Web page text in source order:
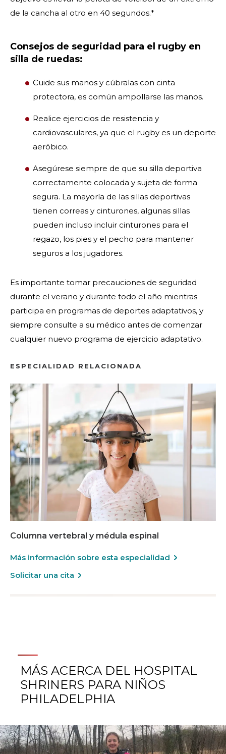
de la cancha al otro en 40 segundos.*
Consejos de seguridad para el rugby en
silla de ruedas:
Cuide sus manos y cúbralas con cinta
protectora, es común ampollarse las manos.
Realice ejercicios de resistencia y
cardiovasculares, ya que el rugby es un deporte
aeróbico.
Asegúrese siempre de que su silla deportiva
correctamente colocada y sujeta de forma
segura. La mayoría de las sillas deportivas
tienen correas y cinturones, algunas sillas
pueden incluso incluir cinturones para el
regazo, los pies y el pecho para mantener
seguros a los jugadores.
Es importante tomar precauciones de seguridad
durante el verano y durante todo el año mientras
participa en programas de deportes adaptativos, y
siempre consulte a su médico antes de comenzar
cualquier nuevo programa de ejercicio adaptativo.
ESPECIALIDAD RELACIONADA
Columna vertebral y médula espinal
Más información sobre esta especialidad
Solicitar una cita
MÁS ACERCA DEL HOSPITAL
SHRINERS PARA NIÑOS
PHILADELPHIA